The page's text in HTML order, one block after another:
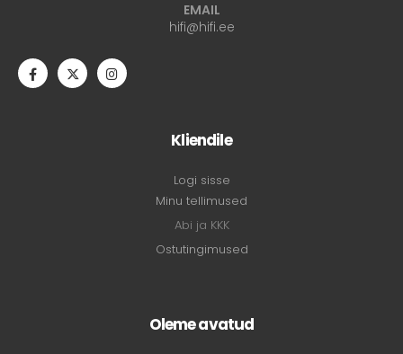
EMAIL
hifi@hifi.ee
Kliendile
Logi sisse
Minu tellimused
Abi ja KKK
Ostutingimused
Oleme avatud